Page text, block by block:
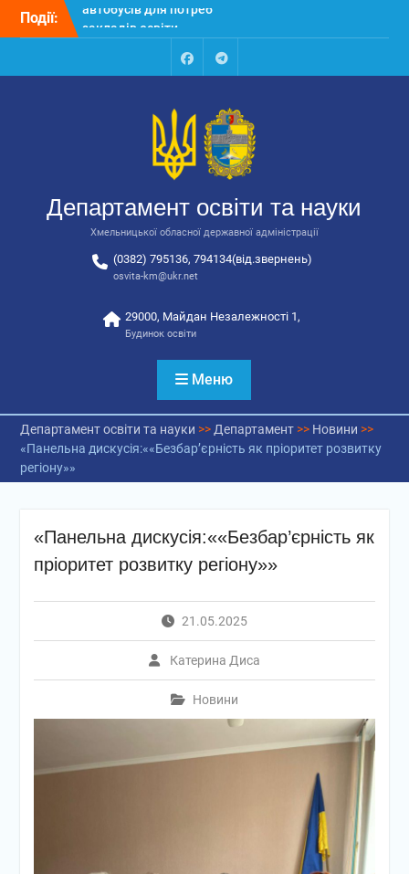
Перейти
Події:
Відбулося засідання
колегії Департаменту
освіти та науки обласної
державної адміністрації
відповідальних за
національно-патріотичне
автобусів для потреб
закладів освіти
FacebookTalegram
Департамент освіти та науки
Хмельницької обласної державної адміністрації
(0382) 795136, 794134(від.звернень)
osvita-km@ukr.net
29000, Майдан Незалежності 1,
Будинок освіти
Меню
Департамент освіти та науки >> Департамент>> Новини >>
«Панельна дискусія:««Безбар’єрність як пріоритет розвитку
регіону»»
«Панельна дискусія:««Безбар’єрність як
пріоритет розвитку регіону»»
21.05.2025
Катерина Диса
Новини